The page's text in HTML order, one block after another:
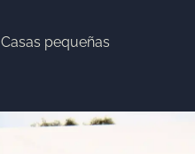
Casas pequeñas